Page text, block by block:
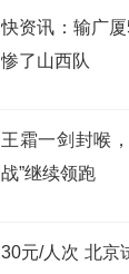
快资讯：输广
惨了山西队
王霜一剑封喉
战”继续领跑
30元/人次 北京